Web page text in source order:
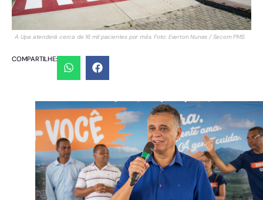
A Upa atenderá cerca de 16 mil pacientes por mês. Foto: Everton Nunes / Secom PMS
COMPARTILHE: